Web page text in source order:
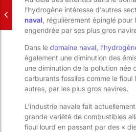
l’hydrogène intéresse d’autres
naval , régulièrement épinglé pour
engendrée par ses plus gros
Dans le domaine naval,
également une diminution des
une diminution de la pollution née
carburants fossiles comme le fioul
autres, par les plus gros navires.
L’industrie navale fait
grande variété de combustibles
fioul lourd en passant par des «